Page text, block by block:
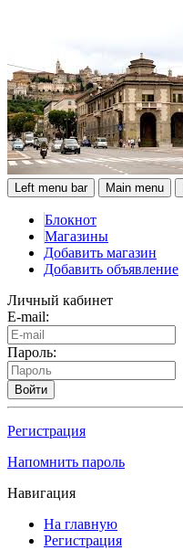
Left menu bar Main menu
Блокнот
Магазины
Добавить магазин
Добавить объявление
Личный кабинет
E-mail:
Пароль:
Войти
Регистрация
Напомнить пароль
Навигация
На главную
Регистрация